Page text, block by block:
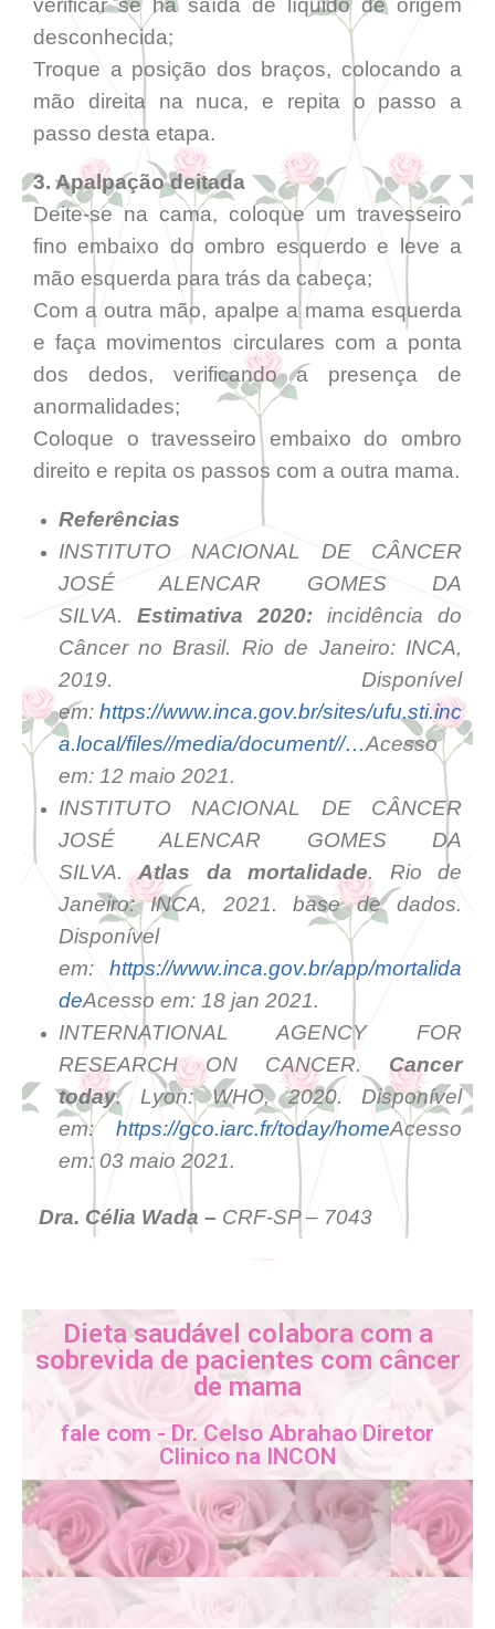
verificar se há saída de líquido de origem
desconhecida;
Troque a posição dos braços, colocando a
mão direita na nuca, e repita o passo a
passo desta etapa.
3. Apalpação deitada
Deite-se na cama, coloque um travesseiro
fino embaixo do ombro esquerdo e leve a
mão esquerda para trás da cabeça;
Com a outra mão, apalpe a mama esquerda
e faça movimentos circulares com a ponta
dos dedos, verificando a presença de
anormalidades;
Coloque o travesseiro embaixo do ombro
direito e repita os passos com a outra mama.
Referências
INSTITUTO NACIONAL DE CÂNCER
JOSÉ ALENCAR GOMES DA
SILVA. Estimativa 2020: incidência do
Câncer no Brasil. Rio de Janeiro: INCA,
2019. Disponível
em: https://www.inca.gov.br/sites/ufu.sti.inc
a.local/files//media/document//…Acesso
em: 12 maio 2021.
INSTITUTO NACIONAL DE CÂNCER
JOSÉ ALENCAR GOMES DA
SILVA.Atlas da mortalidade. Rio de
Janeiro: INCA, 2021. base de dados.
Disponível
em: https://www.inca.gov.br/app/mortalida
deAcesso em: 18 jan 2021.
INTERNATIONAL AGENCY FOR
RESEARCH ON CANCER. Cancer
today. Lyon: WHO, 2020. Disponível
em: https://gco.iarc.fr/today/homeAcesso
em: 03 maio 2021.
Dra. Célia Wada – CRF-SP – 7043
Dieta saudável colabora com a
sobrevida de pacientes com câncer
de mama
fale com - Dr. Celso Abrahao Diretor
Clinico na INCON